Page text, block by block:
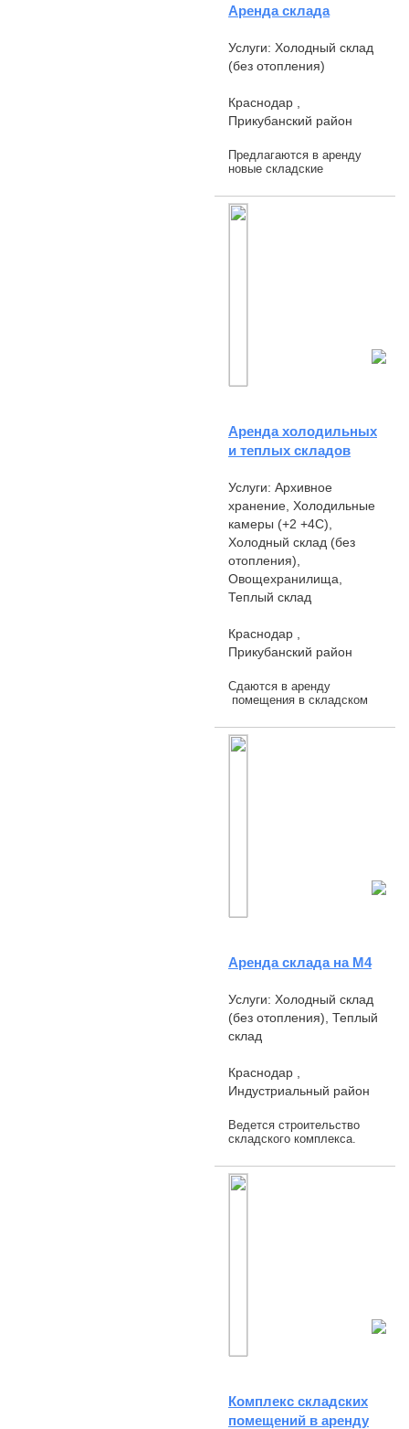
Аренда склада
Услуги: Холодный склад
(без отопления)
Краснодар ,
Прикубанский район
Предлагаются в аренду
новые складские
1200 м2 (холодный) в
станице
Новотитаторовской с
Аренда холодильных
и теплых складов
Услуги: Архивное
хранение, Холодильные
камеры (+2 +4С),
Холодный склад (без
отопления),
Овощехранилища,
Теплый склад
Краснодар ,
Прикубанский район
Сдаются в аренду
помещения в складском
нарезки Холодные склады
- 200 м2, зимой ниже +8
температура не
Аренда склада на М4
Услуги: Холодный склад
(без отопления), Теплый
склад
Краснодар ,
Индустриальный район
Ведется строительство
складского комплекса.
со сдачей в начале 2018г.,
с последующим
строительством еще
Комплекс складских
помещений в аренду